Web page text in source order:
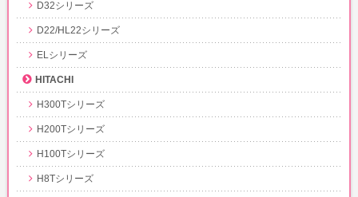
D32シリーズ
D22/HL22シリーズ
ELシリーズ
HITACHI
H300Tシリーズ
H200Tシリーズ
H100Tシリーズ
H8Tシリーズ